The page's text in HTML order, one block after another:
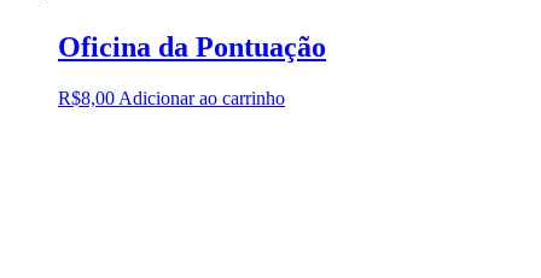
Oficina da Pontuação
R$8,00 Adicionar ao carrinho